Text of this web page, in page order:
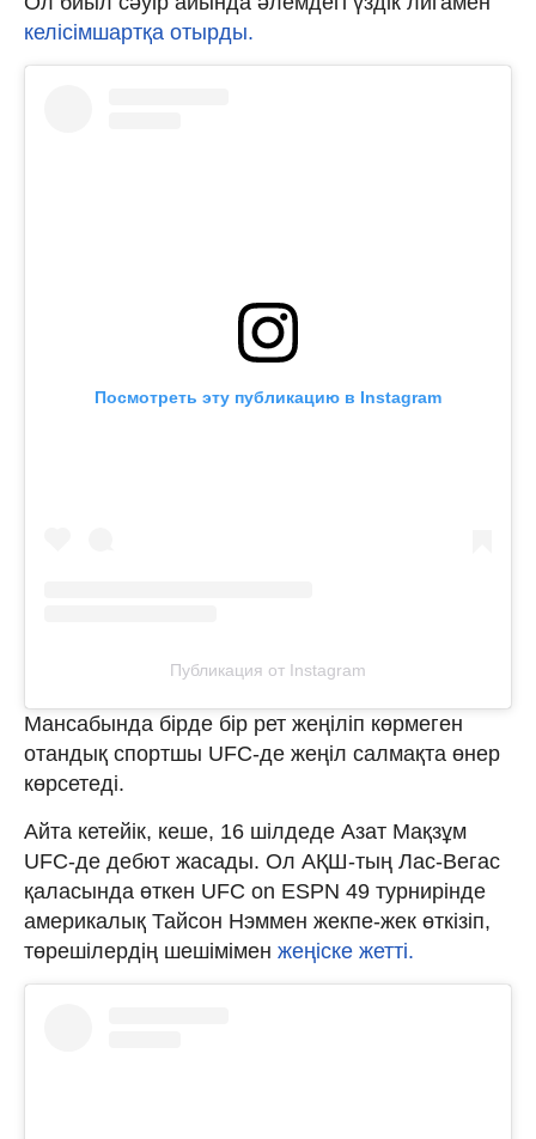
келісімшартқа отырды.
Посмотреть эту публикацию в Instagram
Публикация от Instagram
Мансабында бірде бір рет жеңіліп көрмеген
отандық спортшы UFC-де жеңіл салмақта өнер
көрсетеді.
Айта кетейік, кеше, 16 шілдеде Азат Мақзұм
UFC-де дебют жасады. Ол АҚШ-тың Лас-Вегас
қаласында өткен UFC on ESPN 49 турнирінде
америкалық Тайсон Нэммен жекпе-жек өткізіп,
төрешілердің шешімімен жеңіске жетті.